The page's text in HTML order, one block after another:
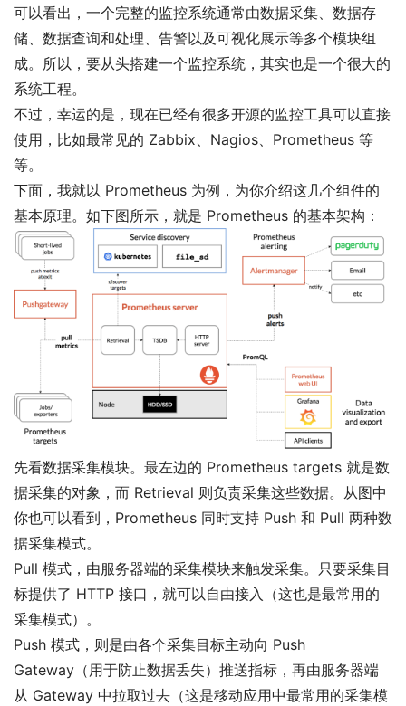
可以看出，一个完整的监控系统通常由数据采集、数据存
储、数据查询和处理、告警以及可视化展示等多个模块组
成。所以，要从头搭建一个监控系统，其实也是一个很大的
系统工程。
不过，幸运的是，现在已经有很多开源的监控工具可以直接
使用，比如最常见的 Zabbix、Nagios、Prometheus 等
等。
下面，我就以 Prometheus 为例，为你介绍这几个组件的
基本原理。如下图所示，就是 Prometheus 的基本架构：
先看数据采集模块。最左边的 Prometheus targets 就是数
据采集的对象，而 Retrieval 则负责采集这些数据。从图中
你也可以看到，Prometheus 同时支持 Push 和 Pull 两种数
据采集模式。
Pull 模式，由服务器端的采集模块来触发采集。只要采集目
标提供了 HTTP 接口，就可以自由接入（这也是最常用的
采集模式）。
Push 模式，则是由各个采集目标主动向 Push
Gateway（用于防止数据丢失）推送指标，再由服务器端
从 Gateway 中拉取过去（这是移动应用中最常用的采集模